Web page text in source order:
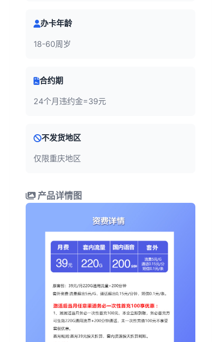
办卡年龄
18-60周岁
合约期
24个月违约金=39元
不发货地区
仅限重庆地区
产品详情图